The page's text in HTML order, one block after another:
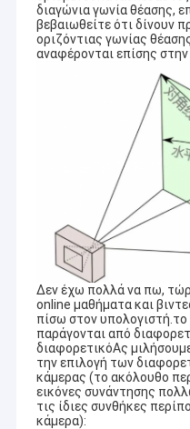
διαγώνια γωνία θέασης,
βεβαιωθείτε ότι δίνουν
οριζόντιας γωνίας
αναφέρονται επίσης
Δεν έχω πολλά να πω,
online μαθήματα και
πίσω στον
παράγονται από
διαφορετικόΑς
την επιλογή των
κάμερας (το ακόλουθο
εικόνες συνάντησης
τις ίδιες συνθήκες
κάμερα):